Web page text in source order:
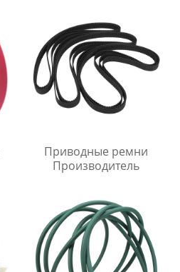
Приводные ремни
Производитель